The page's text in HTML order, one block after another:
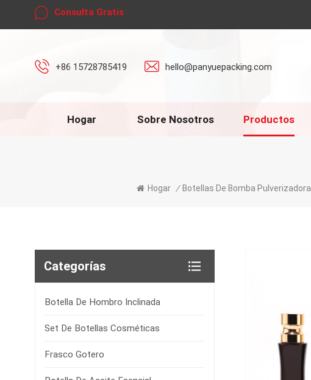
Consulta Gratis
+86 15728785419 hello@panyuepacking.com
Hogar Sobre Nosotros Productos
Hogar / Botellas De Bomba Pulverizadora
Categorías
Botella De Hombro Inclinada
Set De Botellas Cosméticas
Frasco Gotero